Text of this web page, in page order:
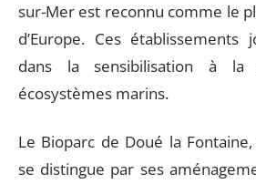
sur-Mer est reconnu comme le
d’Europe. Ces
dans la sensibilisation à la
écosystèmes marins.
Le Bioparc de Doué la
se distingue par ses